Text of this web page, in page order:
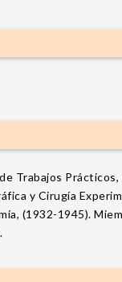
Trabajos
y Cirugía
(1932-1945).